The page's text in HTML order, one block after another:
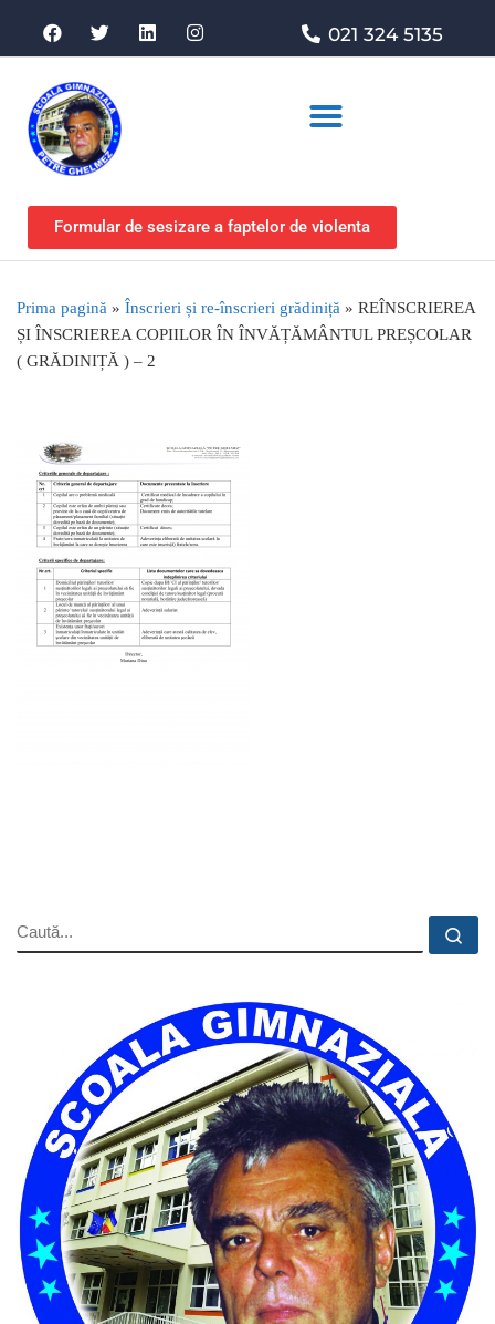
021 324 5135
Formular de sesizare a faptelor de violenta
Prima pagină » Înscrieri și re-înscrieri grădiniță » REÎNSCRIEREA
ȘI ÎNSCRIEREA COPIILOR ÎN ÎNVĂȚĂMÂNTUL PREȘCOLAR
( GRĂDINIȚĂ ) – 2